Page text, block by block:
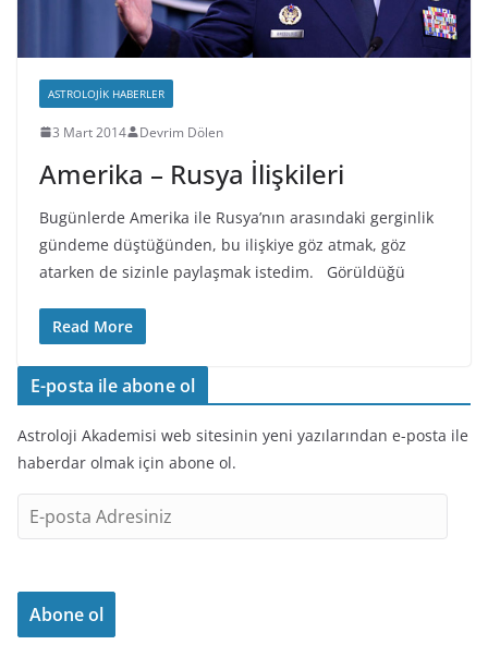
ASTROLOJIK HABERLER
3 Mart 2014 Devrim Dölen
Amerika – Rusya İlişkileri
Bugünlerde Amerika ile Rusya’nın arasındaki gerginlik
gündeme düştüğünden, bu ilişkiye göz atmak, göz
atarken de sizinle paylaşmak istedim. Görüldüğü
Read More
E-posta ile abone ol
Astroloji Akademisi web sitesinin yeni yazılarından e-posta ile
haberdar olmak için abone ol.
-
o
t
Abone ol